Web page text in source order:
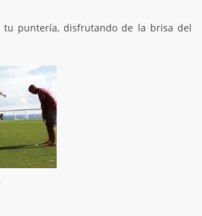
tu puntería, disfrutando de la brisa del